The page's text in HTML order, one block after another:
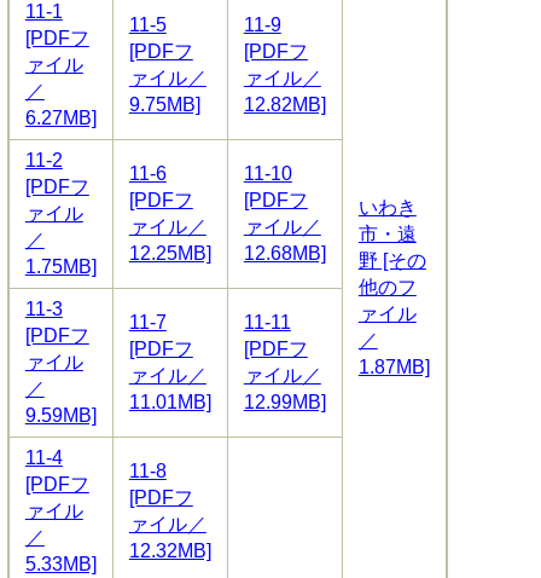
11-1
[PDFフ
ァイル
／
6.27MB]
11-5
[PDFフ
ァイル／
9.75MB]
11-9
[PDFフ
ァイル／
12.82MB]
いわき
市・遠
野 [その
他のフ
ァイル
／
1.87MB]
11-2
[PDFフ
ァイル
／
1.75MB]
11-6
[PDFフ
ァイル／
12.25MB]
11-10
[PDFフ
ァイル／
12.68MB]
11-3
[PDFフ
ァイル
／
9.59MB]
11-7
[PDFフ
ァイル／
11.01MB]
11-11
[PDFフ
ァイル／
12.99MB]
11-4
[PDFフ
ァイル
／
5.33MB]
11-8
[PDFフ
ァイル／
12.32MB]